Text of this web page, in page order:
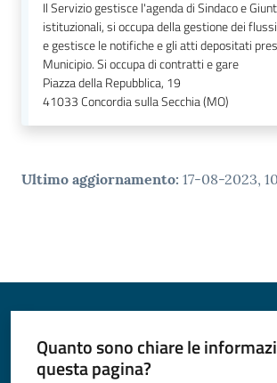
Il Servizio gestisce l'agenda di Sindaco e
istituzionali, si occupa della gestione dei
e gestisce le notifiche e gli atti depositati
Municipio. Si occupa di contratti e gare
Piazza della Repubblica, 19
41033Concordia sulla Secchia (MO)
Ultimo aggiornamento: 17-08-2023,
Quanto sono chiare le
questa pagina?